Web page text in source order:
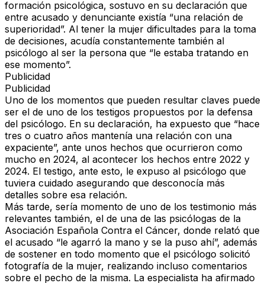
formación psicológica, sostuvo en su declaración que
entre acusado y denunciante existía “una relación de
superioridad”. Al tener la mujer dificultades para la toma
de decisiones, acudía constantemente también al
psicólogo al ser la persona que “le estaba tratando en
ese momento”.
Publicidad
Publicidad
Uno de los momentos que pueden resultar claves puede
ser el de uno de los testigos propuestos por la defensa
del psicólogo. En su declaración, ha expuesto que “hace
tres o cuatro años mantenía una relación con una
expaciente”, ante unos hechos que ocurrieron como
mucho en 2024, al acontecer los hechos entre 2022 y
2024. El testigo, ante esto, le expuso al psicólogo que
tuviera cuidado asegurando que desconocía más
detalles sobre esa relación.
Más tarde, sería momento de uno de los testimonio más
relevantes también, el de una de las psicólogas de la
Asociación Española Contra el Cáncer, donde relató que
el acusado “le agarró la mano y se la puso ahí”, además
de sostener en todo momento que el psicólogo solicitó
fotografía de la mujer, realizando incluso comentarios
sobre el pecho de la misma. La especialista ha afirmado